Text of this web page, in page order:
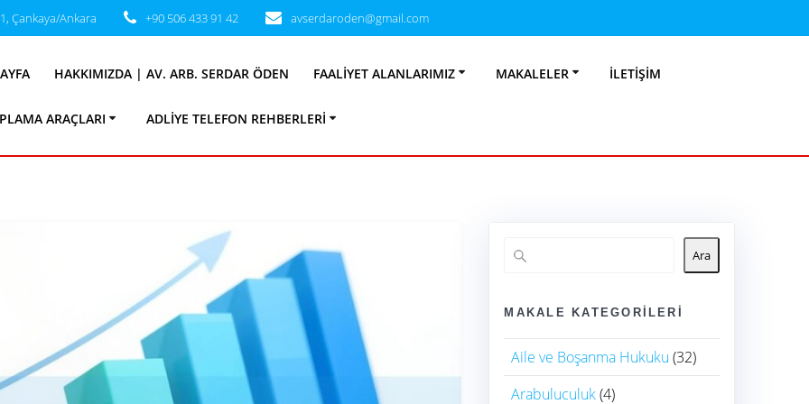
Çankaya/Ankara +90 506 433 91 42 avserdaroden@gmail.com
HAKKIMIZDA | AV. ARB. SERDAR ÖDEN FAALIYET ALANLARIMIZ MAKALELER İLETIŞIM
ARAÇLARI ADLIYE TELEFON REHBERLERI
kıdem tavanı ocak 2026
Ara
MAKALE KATEGORILERI
Aile ve Boşanma Hukuku (32)
Arabuluculuk(4)